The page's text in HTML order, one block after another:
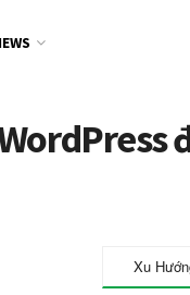
Xu